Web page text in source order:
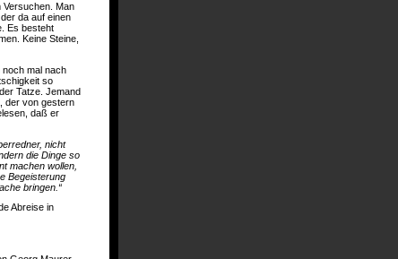
Versuchen. Man
da auf einen
Es besteht
Keine Steine,
noch mal nach
so
Tatze. Jemand
der von gestern
daß er
nicht
die Dinge so
machen wollen,
Begeisterung
bringen.“
Abreise in